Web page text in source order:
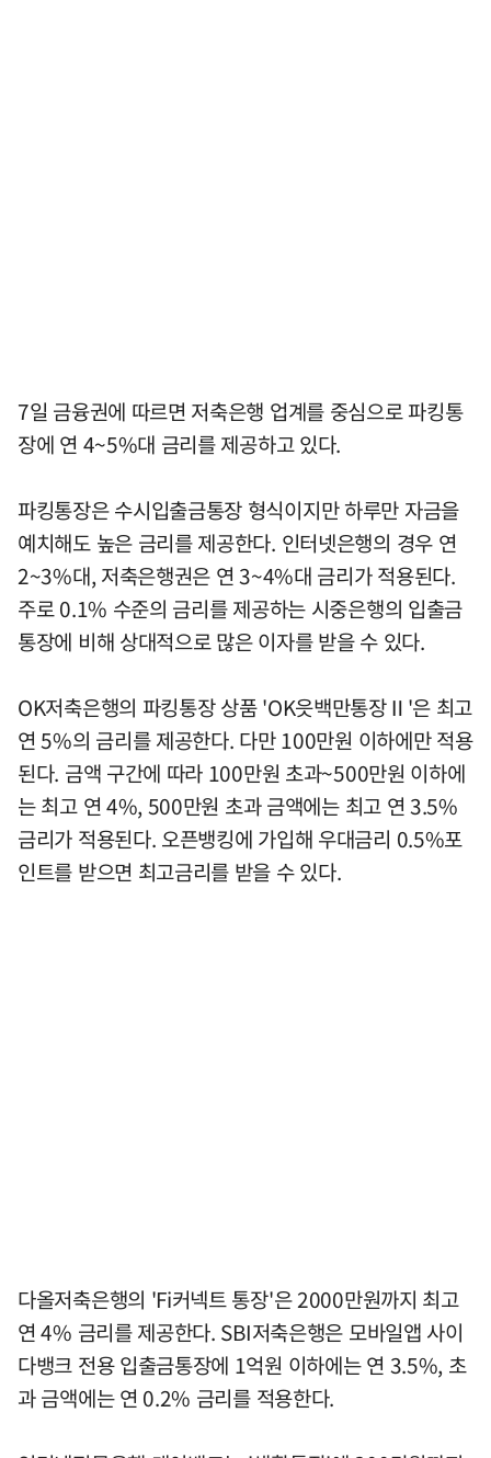
7일 금융권에 따르면 저축은행 업계를 중심으로 파킹통
장에 연 4~5%대 금리를 제공하고 있다.
파킹통장은 수시입출금통장 형식이지만 하루만 자금을
예치해도 높은 금리를 제공한다. 인터넷은행의 경우 연
2~3%대, 저축은행권은 연 3~4%대 금리가 적용된다.
주로 0.1% 수준의 금리를 제공하는 시중은행의 입출금
통장에 비해 상대적으로 많은 이자를 받을 수 있다.
OK저축은행의 파킹통장 상품 'OK읏백만통장Ⅱ'은 최고
연 5%의 금리를 제공한다. 다만 100만원 이하에만 적용
된다. 금액 구간에 따라 100만원 초과~500만원 이하에
는 최고 연 4%, 500만원 초과 금액에는 최고 연 3.5%
금리가 적용된다. 오픈뱅킹에 가입해 우대금리 0.5%포
인트를 받으면 최고금리를 받을 수 있다.
다올저축은행의 'Fi커넥트 통장'은 2000만원까지 최고
연 4% 금리를 제공한다. SBI저축은행은 모바일앱 사이
다뱅크 전용 입출금통장에 1억원 이하에는 연 3.5%, 초
과 금액에는 연 0.2% 금리를 적용한다.